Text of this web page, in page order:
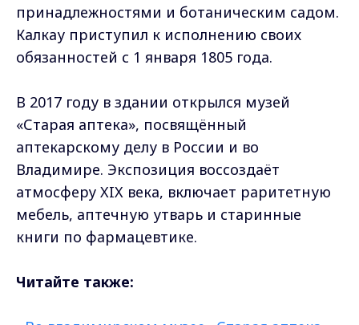
принадлежностями и ботаническим садом.
Калкау приступил к исполнению своих
обязанностей с 1 января 1805 года.
В 2017 году в здании открылся музей
«Старая аптека», посвящённый
аптекарскому делу в России и во
Владимире. Экспозиция воссоздаёт
атмосферу XIX века, включает раритетную
мебель, аптечную утварь и старинные
книги по фармацевтике.
Читайте также: